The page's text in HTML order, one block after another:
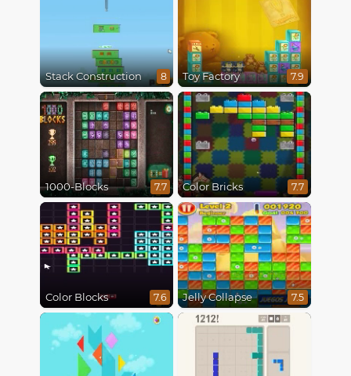
Stack Construction 8 Toy Factory 7.9
1000-Blocks 7.7 Color Bricks 7.7
Color Blocks 7.6 Jelly Collapse 7.5